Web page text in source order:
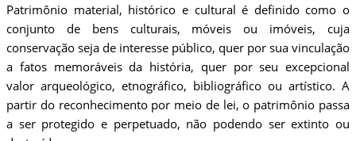
Patrimônio material, histórico e cultural é definido como o
conjunto de bens culturais, móveis ou imóveis, cuja
conservação seja de interesse público, quer por sua vinculação
a fatos memoráveis da história, quer por seu excepcional
valor arqueológico, etnográfico, bibliográfico ou artístico. A
partir do reconhecimento por meio de lei, o patrimônio passa
a ser protegido e perpetuado, não podendo ser extinto ou